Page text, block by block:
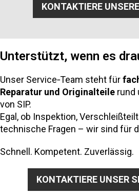
KONTAKTIERE
Unterstützt, wenn es
Unser Service‑Team steht für
Reparatur und Originalteile rund
von SIP.
Egal, ob Inspektion,
technische Fragen – wir sind für
Schnell. Kompetent. Zuverlässig.
KONTAKTIERE UNSER